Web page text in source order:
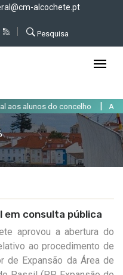
alcochete.pt
Pesquisa
alunos do concelho |
em consulta pública
aprovou a abertura do
ao procedimento de
de Expansão da Área de